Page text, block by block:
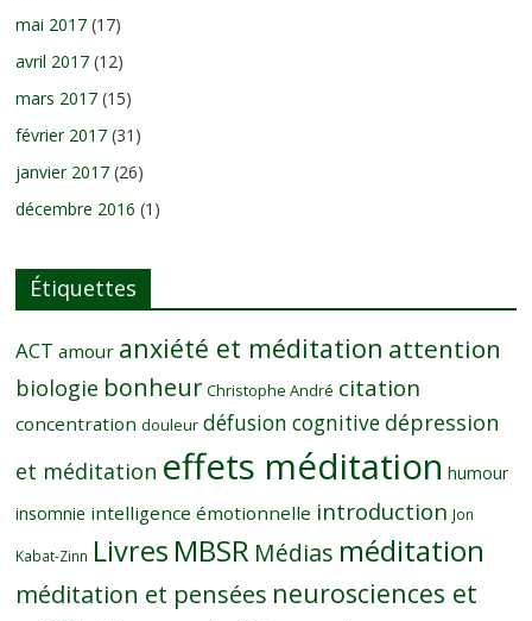
mai 2017 (17)
avril 2017 (12)
mars 2017 (15)
février 2017 (31)
janvier 2017 (26)
décembre 2016 (1)
Étiquettes
ACT amour anxiété et méditation attention
biologie bonheur Christophe André citation
concentration douleur défusion cognitive dépression
et méditation effets méditation humour
insomnie intelligence émotionnelle introduction Jon
Kabat-Zinn Livres MBSR Médias méditation
méditation et pensées neurosciences et